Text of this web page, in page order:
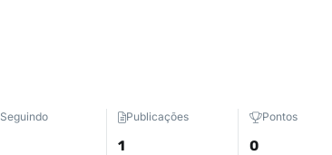
Seguindo Publicações
1
Pontos
0